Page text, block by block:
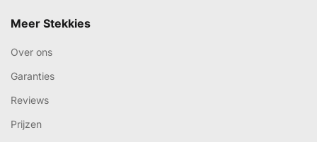
Meer Stekkies
Over ons
Garanties
Reviews
Prijzen